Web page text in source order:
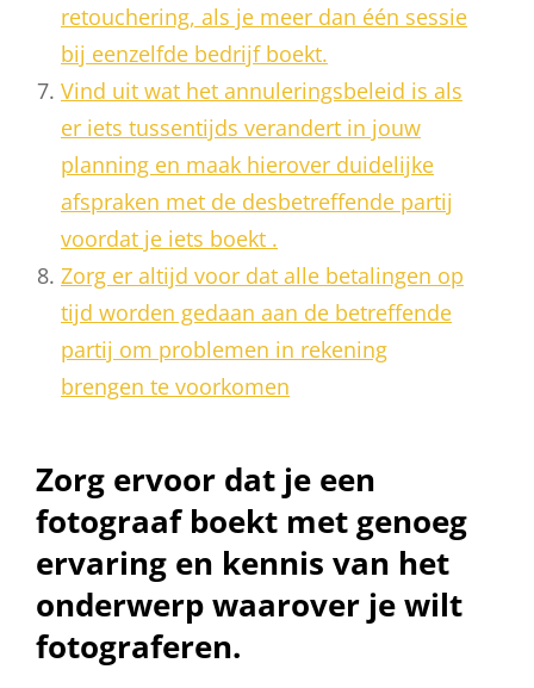
retouchering, als je meer dan één sessie
bij eenzelfde bedrijf boekt.
Vind uit wat het annuleringsbeleid is als
er iets tussentijds verandert in jouw
planning en maak hierover duidelijke
afspraken met de desbetreffende partij
voordat je iets boekt .
Zorg er altijd voor dat alle betalingen op
tijd worden gedaan aan de betreffende
partij om problemen in rekening
brengen te voorkomen
Zorg ervoor dat je een
fotograaf boekt met genoeg
ervaring en kennis van het
onderwerp waarover je wilt
fotograferen.